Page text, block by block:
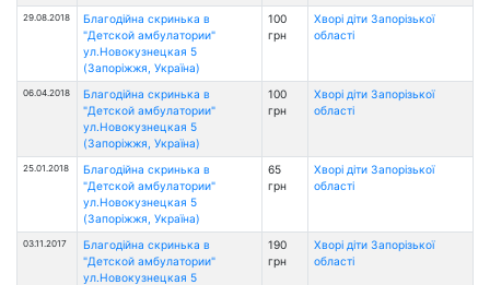
29.08.2018
Благодійна скринька в
"Детской амбулатории"
ул.Новокузнецкая 5
(Запоріжжя, Україна)
100
грн
Хворі діти Запорізької
області
06.04.2018
Благодійна скринька в
"Детской амбулатории"
ул.Новокузнецкая 5
(Запоріжжя, Україна)
100
грн
Хворі діти Запорізької
області
25.01.2018
Благодійна скринька в
"Детской амбулатории"
ул.Новокузнецкая 5
(Запоріжжя, Україна)
65
грн
Хворі діти Запорізької
області
03.11.2017
Благодійна скринька в
"Детской амбулатории"
ул.Новокузнецкая 5
190
грн
Хворі діти Запорізької
області